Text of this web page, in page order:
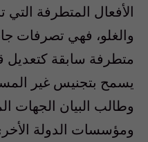
الأفعال المتطرفة
والغلو، فهي تصرفات
متطرفة سابقة كتعديل
يسمح بتجنيس غير
وطالب البيان الجهات
ومؤسسات الدولة